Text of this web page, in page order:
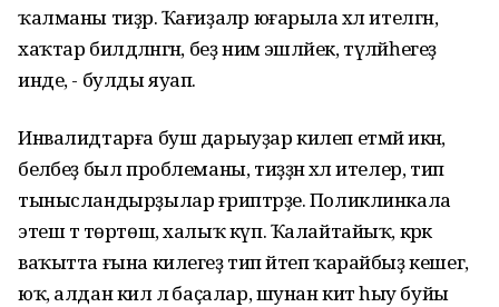
ҡалманы тиҙәр. Ҡағиҙаләр юғарыла хәл ителгән,
хаҡтар билдәләнгән, беҙ нимә эшләйек, түләйһегеҙ
инде, - булды яуап.
Инвалидтарға буш дарыуҙар килеп етмәй икән,
беләбеҙ был проблеманы, тиҙҙән хәл ителер, тип
тынысландырҙылар ғәриптәрҙе. Поликлинкала
этеш тә төртөш, халыҡ күп. Ҡалайтайыҡ, кәрәк
ваҡытта ғына килегеҙ тип әйтеп ҡарайбыҙ кешегә,
юҡ, алдан килә лә баҫалар, шунан китә һыу буйы